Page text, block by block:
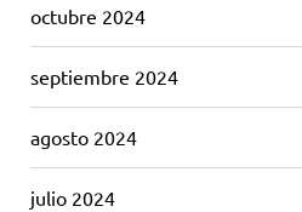
octubre 2024
septiembre 2024
agosto 2024
julio 2024